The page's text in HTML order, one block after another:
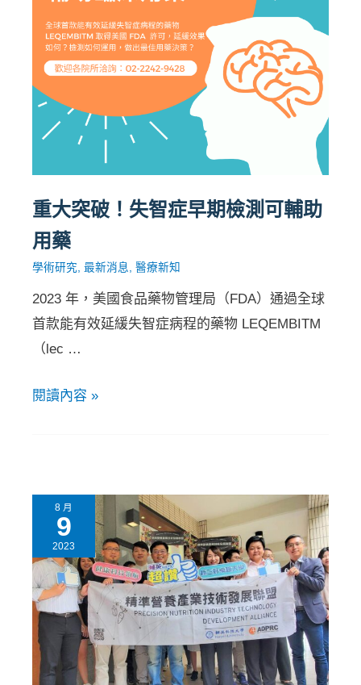
重大突破！失智症早期檢測可輔助
用藥
學術研究 最新消息 醫療新知
2023 年，美國食品藥物管理局（FDA）通過全球
首款能有效延緩失智症病程的藥物 LEQEMBITM
（lec …
閱讀內容 »
8 月
9
2023